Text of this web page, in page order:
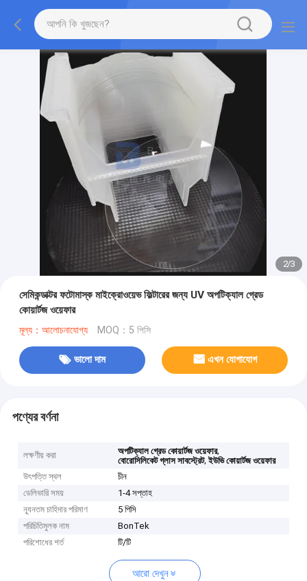
2/3
সেমিকন্ডাক্টর ফটোমাস্ক মাইক্রোওয়েভ ফিল্টারের জন্য UV অপটিক্যাল গ্রেড
কোয়ার্টজ ওয়েফার
মূল্য：আলোচনাযোগ্য MOQ：5 পিসি
ভালো দাম এখন যোগাযোগ
পণ্যের বর্ণনা
লক্ষণীয় করা অপটিক্যাল গ্রেড কোয়ার্টজ ওয়েফার,
বোরোসিলিকেট গ্লাস সাবস্ট্রেট,ইউভি কোয়ার্টজ ওয়েফার
উৎপত্তি স্থল
চীন
ডেলিভারি সময়
1-4 সপ্তাহ
ন্যূনতম চাহিদার পরিমাণ
5 পিসি
পরিচিতিমুলক নাম
BonTek
পরিশোধের শর্ত
টি/টি
আরো দেখুন